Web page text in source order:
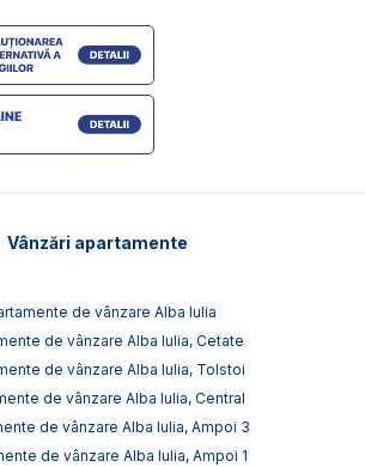
Vânzări apartamente
de vânzare Alba Iulia
de vânzare Alba Iulia, Cetate
de vânzare Alba Iulia, Tolstoi
de vânzare Alba Iulia, Central
de vânzare Alba Iulia, Ampoi 3
de vânzare Alba Iulia, Ampoi 1